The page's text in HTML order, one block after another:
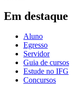
Em destaque
Aluno
Egresso
Servidor
Guia de cursos
Estude no IFG
Concursos